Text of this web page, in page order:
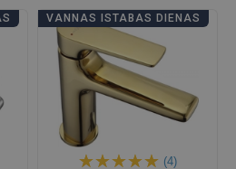
VANNAS ISTABAS DIENAS
(4)